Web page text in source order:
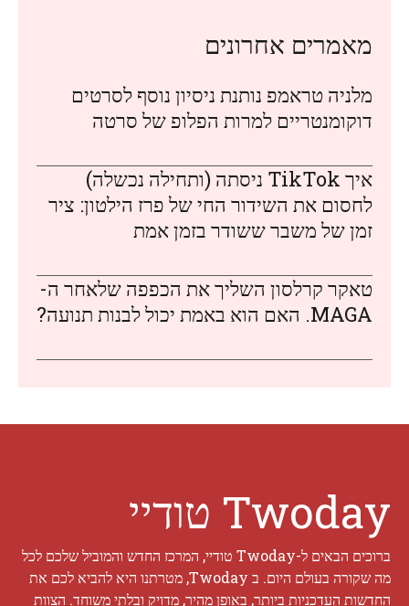
מאמרים אחרונים
מלניה טראמפ נותנת ניסיון נוסף לסרטים
דוקומנטריים למרות הפלופ של סרטה
איך TikTok ניסתה (ותחילה נכשלה)
לחסום את השידור החי של פרז הילטון: ציר
זמן של משבר ששודר בזמן אמת
טאקר קרלסון השליך את הכפפה שלאחר ה-
MAGA. האם הוא באמת יכול לבנות תנועה?
Twoday טודיי
ברוכים הבאים ל-Twoday טודיי, המרכז החדש והמוביל שלכם לכל
מה שקורה בעולם היום. ב Twoday, מטרתנו היא להביא לכם את
החדשות העדכניות ביותר, באופן מהיר, מדויק ובלתי משוחד. הצוות